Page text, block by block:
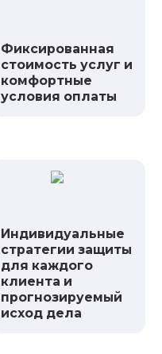
Фиксированная
стоимость услуг и
комфортные
условия оплаты
Индивидуальные
стратегии защиты
для каждого
клиента и
прогнозируемый
исход дела